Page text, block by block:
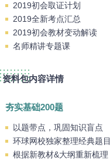
2019初会取证计划
2019全新考点汇总
2019初会教材变动解读
名师精讲专题课
资料包内容详情
夯实基础200题
以题带点，巩固知识盲点
环球网校独家整理经典题目
根据新教材&大纲重新梳理